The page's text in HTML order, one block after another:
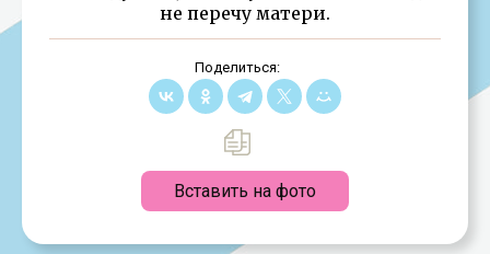
не перечу матери.
Поделиться:
Вставить на фото